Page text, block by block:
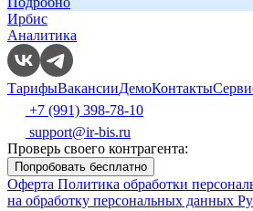
Ирбис
Аналитика
ТарифыВакансииДемоКонтакты
+7 (991) 398-78-10
support@ir-bis.ru
Проверь своего контрагента:
Попробовать бесплатно
Оферта Политика обработки
на обработку персональных данных